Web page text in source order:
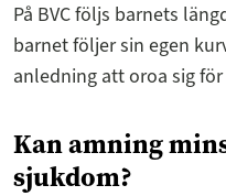
På BVC följs barnets
barnet följer sin egen
anledning att oroa sig
Kan amning
sjukdom?